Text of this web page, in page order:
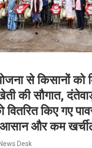
से किसानों को
की सौगात,
वितरित किए गए
आसान और कम
News Desk